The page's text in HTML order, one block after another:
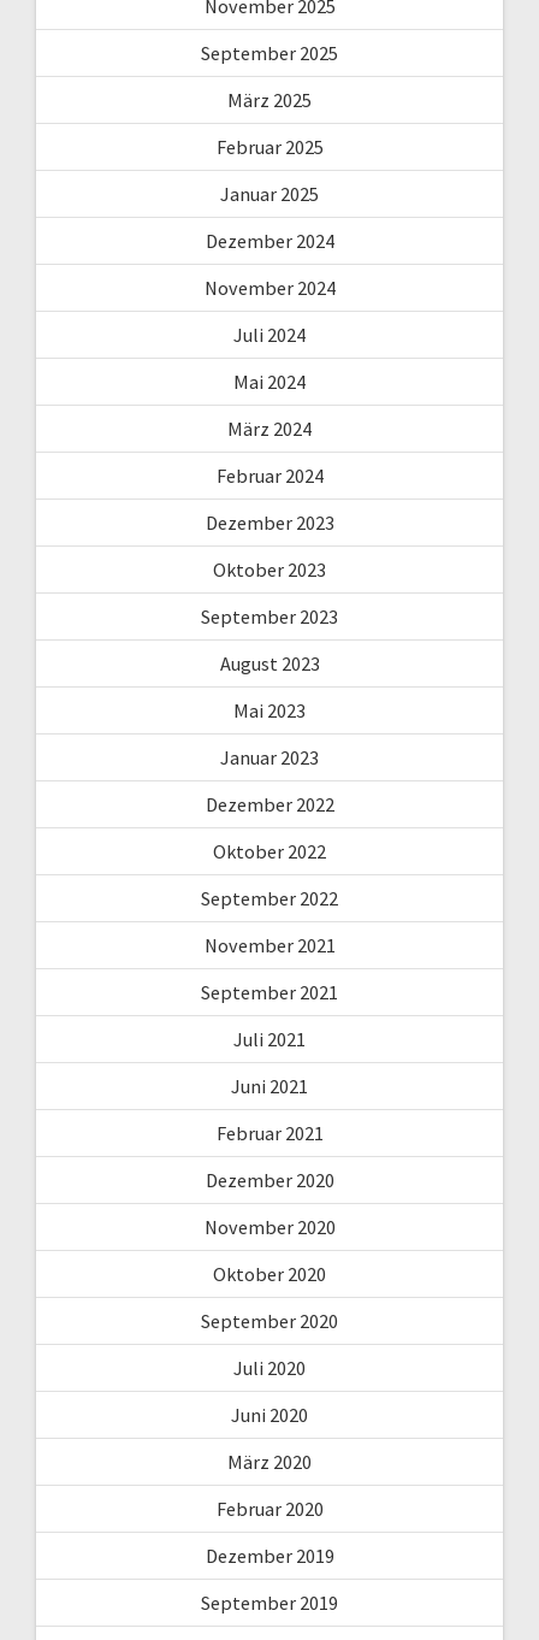
November 2025
September 2025
März 2025
Februar 2025
Januar 2025
Dezember 2024
November 2024
Juli 2024
Mai 2024
März 2024
Februar 2024
Dezember 2023
Oktober 2023
September 2023
August 2023
Mai 2023
Januar 2023
Dezember 2022
Oktober 2022
September 2022
November 2021
September 2021
Juli 2021
Juni 2021
Februar 2021
Dezember 2020
November 2020
Oktober 2020
September 2020
Juli 2020
Juni 2020
März 2020
Februar 2020
Dezember 2019
September 2019